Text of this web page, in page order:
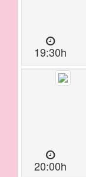
19:30h
20:00h